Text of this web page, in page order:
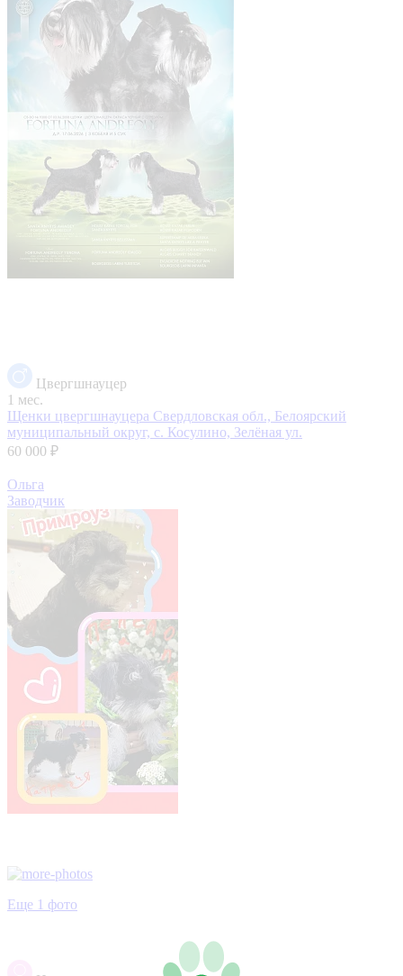
Цвергшнауцер
1 мес.
Щенки цвергшнауцера Свердловская обл., Белоярский
муниципальный округ, с. Косулино, Зелёная ул.
60 000 ₽
Ольга
Заводчик
Еще 1 фото